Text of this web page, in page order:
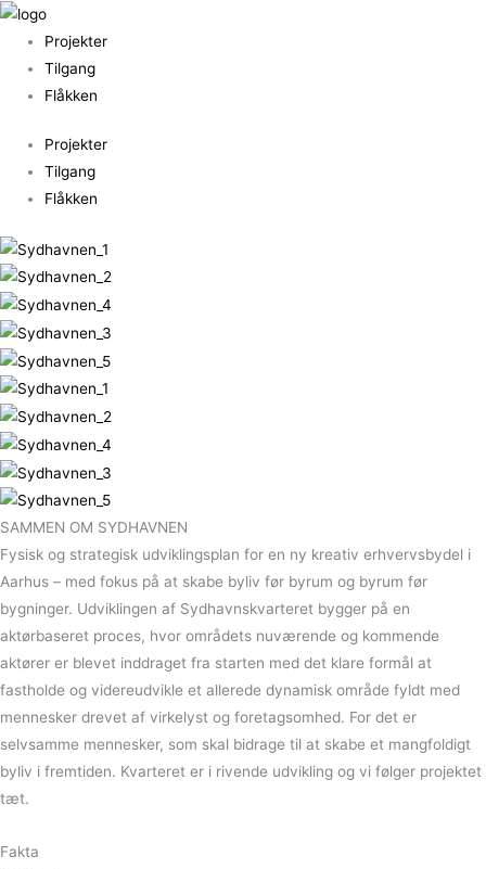
Gå
indholdet
Projekter
Tilgang
Flåkken
Projekter
Tilgang
Flåkken
SAMMEN OM SYDHAVNEN
Fysisk og strategisk udviklingsplan for en ny kreativ erhvervsbydel i
Aarhus – med fokus på at skabe byliv før byrum og byrum før
bygninger. Udviklingen af Sydhavnskvarteret bygger på en
aktørbaseret proces, hvor områdets nuværende og kommende
aktører er blevet inddraget fra starten med det klare formål at
fastholde og videreudvikle et allerede dynamisk område fyldt med
mennesker drevet af virkelyst og foretagsomhed. For det er
selvsamme mennesker, som skal bidrage til at skabe et mangfoldigt
byliv i fremtiden. Kvarteret er i rivende udvikling og vi følger projektet
tæt.
Fakta